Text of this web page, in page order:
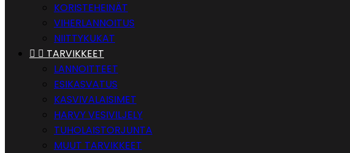
KORISTEHEINÄT
VIHERLANNOITUS
NIITTYKUKAT
  TARVIKKEET
LANNOITTEET
ESIKASVATUS
KASVIVALAISIMET
HARVY VESIVILJELY
TUHOLAISTORJUNTA
MUUT TARVIKKEET